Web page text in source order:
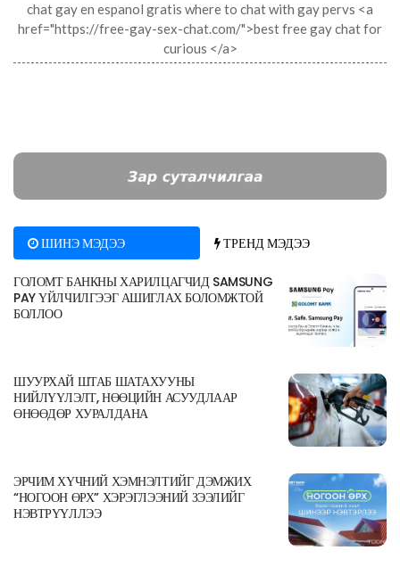
chat gay en espanol gratis where to chat with gay pervs <a
href="https://free-gay-sex-chat.com/">best free gay chat for
curious </a>
ШИНЭ МЭДЭЭ ТРЕНД МЭДЭЭ
ГОЛОМТ БАНКНЫ ХАРИЛЦАГЧИД SAMSUNG
PAY ҮЙЛЧИЛГЭЭГ АШИГЛАХ БОЛОМЖТОЙ
БОЛЛОО
ШУУРХАЙ ШТАБ ШАТАХУУНЫ
НИЙЛҮҮЛЭЛТ, НӨӨЦИЙН АСУУДЛААР
ӨНӨӨДӨР ХУРАЛДАНА
ЭРЧИМ ХҮЧНИЙ ХЭМНЭЛТИЙГ ДЭМЖИХ
“НОГООН ӨРХ” ХЭРЭГЛЭЭНИЙ ЗЭЭЛИЙГ
НЭВТРҮҮЛЛЭЭ